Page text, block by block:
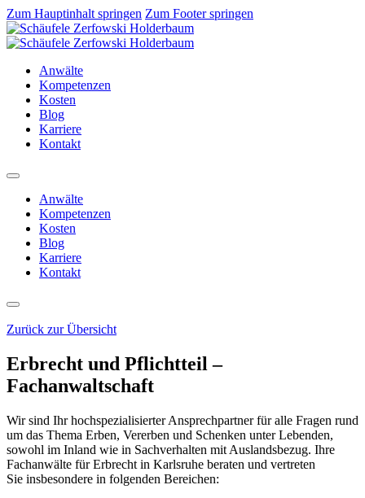
Zum Hauptinhalt springen Zum Footer springen
Anwälte
Kompetenzen
Kosten
Blog
Karriere
Kontakt
Anwälte
Kompetenzen
Kosten
Blog
Karriere
Kontakt
Zurück zur Übersicht
Erbrecht und Pflichtteil –
Fachanwaltschaft
Wir sind Ihr hochspezialisierter Ansprechpartner für alle Fragen rund
um das Thema Erben, Vererben und Schenken unter Lebenden,
sowohl im Inland wie in Sachverhalten mit Auslandsbezug. Ihre
Fachanwälte für Erbrecht in Karlsruhe beraten und vertreten
Sie insbesondere in folgenden Bereichen: